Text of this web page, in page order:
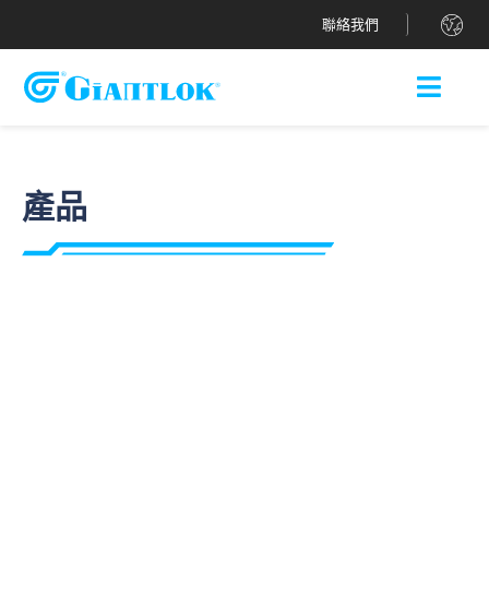
聯絡我們 .
產品